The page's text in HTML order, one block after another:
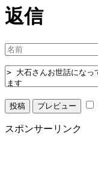
返信
スポンサーリンク